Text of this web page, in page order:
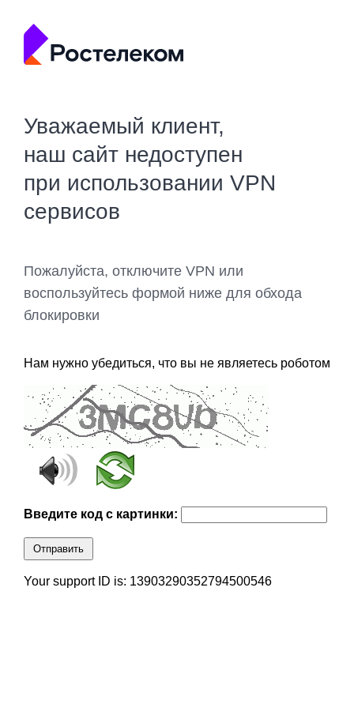
Уважаемый клиент,
наш сайт недоступен
при использовании VPN
сервисов
Пожалуйста, отключите VPN или
воспользуйтесь формой ниже для обхода
блокировки
Нам нужно убедиться, что вы не являетесь роботом
Введите код с картинки:
Отправить
Your support ID is: 13903290352794500546